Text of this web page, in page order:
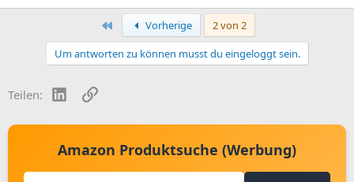
Erste Vorherige
2 von 2
Um antworten zu können musst du eingeloggt sein.
Teilen: LinkedInLink
Amazon Produktsuche (Werbung)